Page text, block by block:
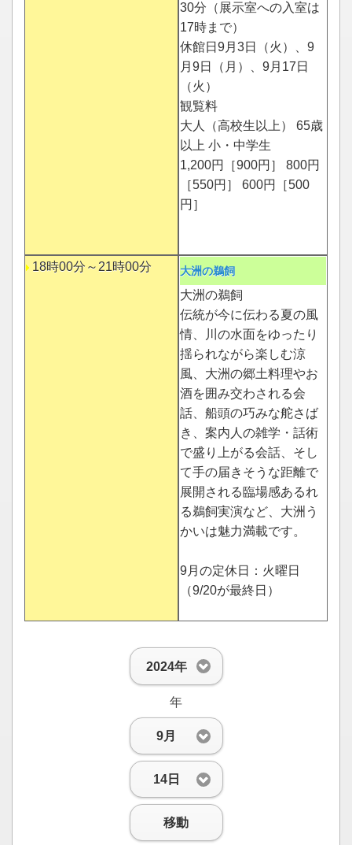
30分（展示室への入室は
17時まで）
休館日9月3日（火）、9
月9日（月）、9月17日
（火）
観覧料
大人（高校生以上） 65歳
以上 小・中学生
1,200円［900円］ 800円
［550円］ 600円［500
円］
18時00分～21時00分 大洲の鵜飼
大洲の鵜飼
伝統が今に伝わる夏の風
情、川の水面をゆったり
揺られながら楽しむ涼
風、大洲の郷土料理やお
酒を囲み交わされる会
話、船頭の巧みな舵さば
き、案内人の雑学・話術
で盛り上がる会話、そし
て手の届きそうな距離で
展開される臨場感あるれ
る鵜飼実演など、大洲う
かいは魅力満載です。
9月の定休日：火曜日
（9/20が最終日）
2024年
年
9月
14日
移動